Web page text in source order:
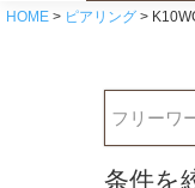
HOME ピアリング
条件を